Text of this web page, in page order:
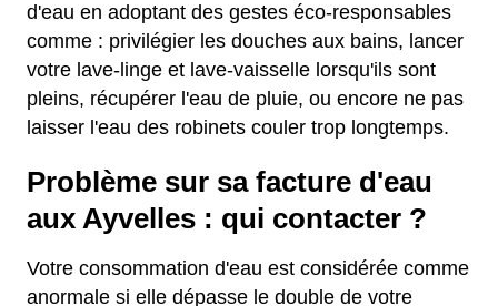
d'eau en adoptant des gestes éco-responsables
comme : privilégier les douches aux bains, lancer
votre lave-linge et lave-vaisselle lorsqu'ils sont
pleins, récupérer l'eau de pluie, ou encore ne pas
laisser l'eau des robinets couler trop longtemps.
Problème sur sa facture d'eau
aux Ayvelles : qui contacter ?
Votre consommation d'eau est considérée comme
anormale si elle dépasse le double de votre